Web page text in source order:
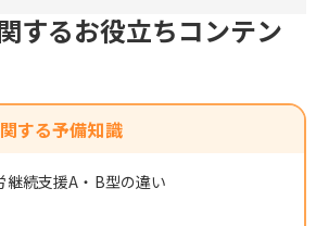
するお役立ちコンテン
する予備知識
続支援A・B型の違い